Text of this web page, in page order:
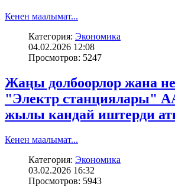
Кенен маалымат...
Категория: Экономика
04.02.2026 12:08
Просмотров: 5247
Жаңы долбоорлор жана
"Электр станциялары"
жылы кандай иштерди
Кенен маалымат...
Категория: Экономика
03.02.2026 16:32
Просмотров: 5943